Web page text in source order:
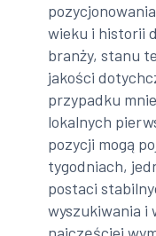
wieku i historii
branży, stanu
jakości
przypadku
lokalnych
pozycji mogą
tygodniach,
postaci
wyszukiwania i